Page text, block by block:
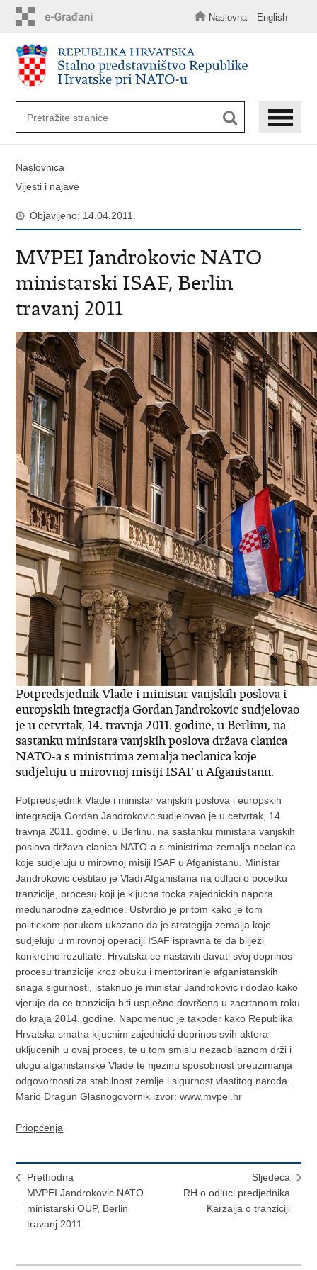
sadržaj
Naslovna English
Naslovnica
Vijesti i najave
Objavljeno: 14.04.2011.
MVPEI Jandrokovic NATO
ministarski ISAF, Berlin
travanj 2011
Potpredsjednik Vlade i ministar vanjskih poslova i
europskih integracija Gordan Jandrokovic sudjelovao
je u cetvrtak, 14. travnja 2011. godine, u Berlinu, na
sastanku ministara vanjskih poslova država clanica
NATO-a s ministrima zemalja neclanica koje
sudjeluju u mirovnoj misiji ISAF u Afganistanu.
Potpredsjednik Vlade i ministar vanjskih poslova i europskih
integracija Gordan Jandrokovic sudjelovao je u cetvrtak, 14.
travnja 2011. godine, u Berlinu, na sastanku ministara vanjskih
poslova država clanica NATO-a s ministrima zemalja neclanica
koje sudjeluju u mirovnoj misiji ISAF u Afganistanu. Ministar
Jandrokovic cestitao je Vladi Afganistana na odluci o pocetku
tranzicije, procesu koji je kljucna tocka zajednickih napora
medunarodne zajednice. Ustvrdio je pritom kako je tom
politickom porukom ukazano da je strategija zemalja koje
sudjeluju u mirovnoj operaciji ISAF ispravna te da bilježi
konkretne rezultate. Hrvatska ce nastaviti davati svoj doprinos
procesu tranzicije kroz obuku i mentoriranje afganistanskih
snaga sigurnosti, istaknuo je ministar Jandrokovic i dodao kako
vjeruje da ce tranzicija biti uspješno dovršena u zacrtanom roku
do kraja 2014. godine. Napomenuo je takoder kako Republika
Hrvatska smatra kljucnim zajednicki doprinos svih aktera
ukljucenih u ovaj proces, te u tom smislu nezaobilaznom drži i
ulogu afganistanske Vlade te njezinu sposobnost preuzimanja
odgovornosti za stabilnost zemlje i sigurnost vlastitog naroda.
Mario Dragun Glasnogovornik izvor: www.mvpei.hr
Priopćenja
Prethodna
MVPEI Jandrokovic NATO
ministarski OUP, Berlin
travanj 2011
Sljedeća
RH o odluci predjednika
Karzaija o tranziciji